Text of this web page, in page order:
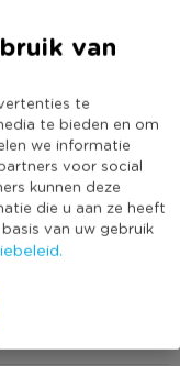
van
te
te bieden en om
we informatie
voor social
kunnen deze
die u aan ze heeft
van uw gebruik
van deze
de chemische
tijdens het
afwerking krijgt.
en items uit de